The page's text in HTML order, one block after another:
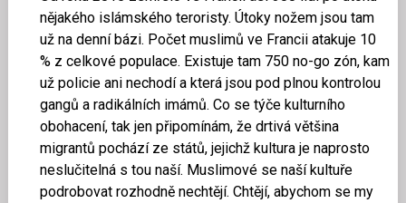
nějakého islámského teroristy. Útoky nožem jsou tam
už na denní bázi. Počet muslimů ve Francii atakuje 10
% z celkové populace. Existuje tam 750 no-go zón, kam
už policie ani nechodí a která jsou pod plnou kontrolou
gangů a radikálních imámů. Co se týče kulturního
obohacení, tak jen připomínám, že drtivá většina
migrantů pochází ze států, jejichž kultura je naprosto
neslučitelná s tou naší. Muslimové se naší kultuře
podrobovat rozhodně nechtějí. Chtějí, abychom se my